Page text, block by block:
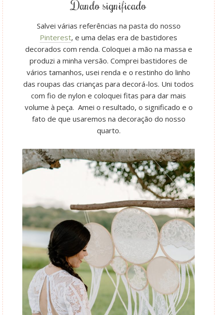
Dando significado
Salvei várias referências na pasta do nosso
Pinterest, e uma delas era de bastidores
decorados com renda. Coloquei a mão na massa e
produzi a minha versão. Comprei bastidores de
vários tamanhos, usei renda e o restinho do linho
das roupas das crianças para decorá-los. Uni todos
com fio de nylon e coloquei fitas para dar mais
volume à peça. Amei o resultado, o significado e o
fato de que usaremos na decoração do nosso
quarto.